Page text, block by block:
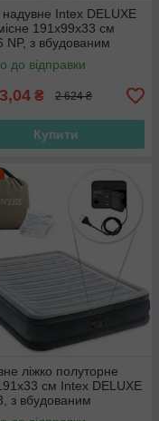
надувне Intex DELUXE
191х99х33 см
NP, з вбудованим
220
до відправки
₴ 2 624 ₴
Купити
ліжко полуторне
см Intex DELUXE
з вбудованим
220V,